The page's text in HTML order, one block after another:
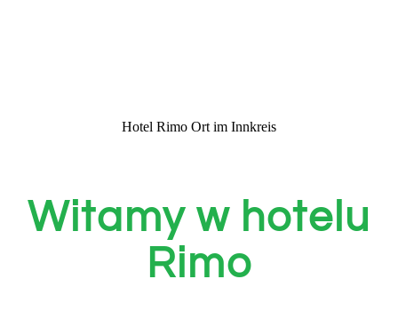
Hotel Rimo Ort im Innkreis
Witamy w hotelu
Rimo